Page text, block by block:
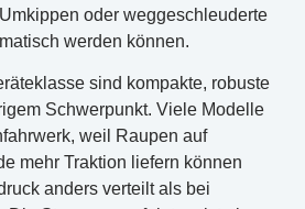
oder weggeschleuderte
werden können.
sind kompakte, robuste
Schwerpunkt. Viele Modelle
weil Raupen auf
mehr Traktion liefern können
anders verteilt als bei